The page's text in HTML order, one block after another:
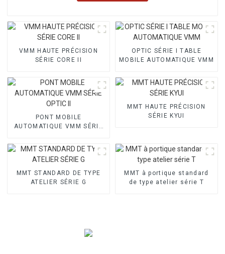
VMM HAUTE PRÉCISION
SÉRIE CORE II
OPTIC SÉRIE I TABLE
MOBILE AUTOMATIQUE VMM
PONT MOBILE
AUTOMATIQUE VMM SÉRIE
MMT HAUTE PRÉCISION
SÉRIE KYUI
MMT STANDARD DE TYPE
ATELIER SÉRIE G
MMT à portique standard
de type atelier série T